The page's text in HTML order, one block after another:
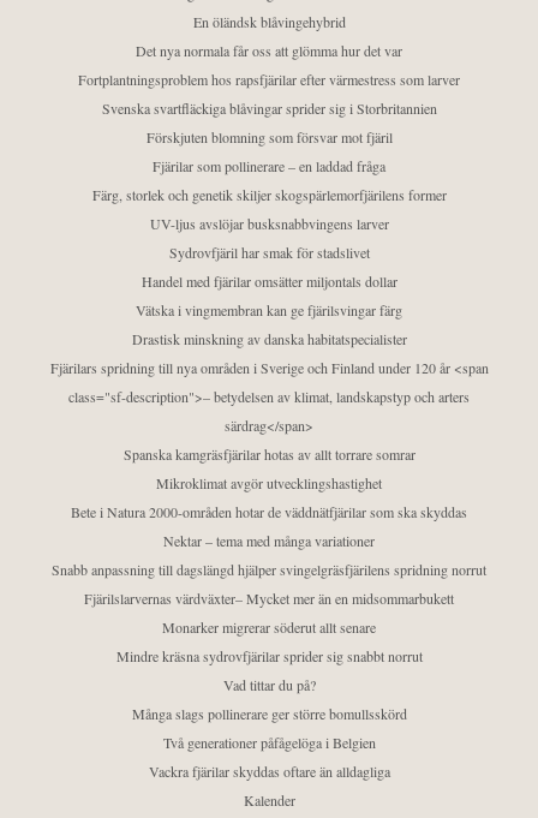
En öländsk blåvingehybrid
Det nya normala får oss att glömma hur det var
Fortplantningsproblem hos rapsfjärilar efter värmestress som larver
Svenska svartfläckiga blåvingar sprider sig i Storbritannien
Förskjuten blomning som försvar mot fjäril
Fjärilar som pollinerare – en laddad fråga
Färg, storlek och genetik skiljer skogspärlemorfjärilens former
UV-ljus avslöjar busksnabbvingens larver
Sydrovfjäril har smak för stadslivet
Handel med fjärilar omsätter miljontals dollar
Vätska i vingmembran kan ge fjärilsvingar färg
Drastisk minskning av danska habitatspecialister
Fjärilars spridning till nya områden i Sverige och Finland under 120 år <span
class="sf-description">– betydelsen av klimat, landskapstyp och arters
särdrag</span>
Spanska kamgräsfjärilar hotas av allt torrare somrar
Mikroklimat avgör utvecklingshastighet
Bete i Natura 2000-områden hotar de väddnätfjärilar som ska skyddas
Nektar – tema med många variationer
Snabb anpassning till dagslängd hjälper svingelgräsfjärilens spridning norrut
Fjärilslarvernas värdväxter– Mycket mer än en midsommarbukett
Monarker migrerar söderut allt senare
Mindre kräsna sydrovfjärilar sprider sig snabbt norrut
Vad tittar du på?
Många slags pollinerare ger större bomullsskörd
Två generationer påfågelöga i Belgien
Vackra fjärilar skyddas oftare än alldagliga
Kalender